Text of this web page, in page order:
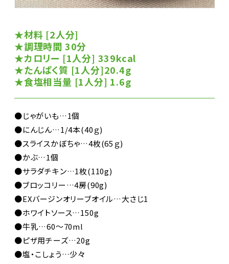
★材料 [2人分]
★調理時間 30分
★カロリー [1人分] 339kcal
★たんぱく質 [1人分]20.4g
★食塩相当量 [1人分] 1.6g
●じゃがいも…1個
●にんじん…1/4本(40ｇ)
●スライスかぼちゃ…4枚(65ｇ)
●かぶ…1個
●サラダチキン…1枚(110g)
●ブロッコリー…4房(90g)
●EXバージンオリーブオイル…大さじ1
●ホワイトソース…150g
●牛乳…60～70ml
●ピザ用チーズ…20g
●塩・こしょう…少々